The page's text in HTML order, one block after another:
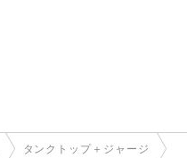
タンクトップ＋ジャージ